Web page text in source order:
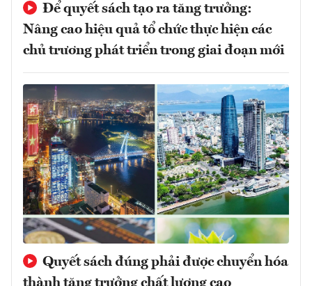
Để quyết sách tạo ra tăng trưởng:
Nâng cao hiệu quả tổ chức thực hiện các
chủ trương phát triển trong giai đoạn mới
Quyết sách đúng phải được chuyển hóa